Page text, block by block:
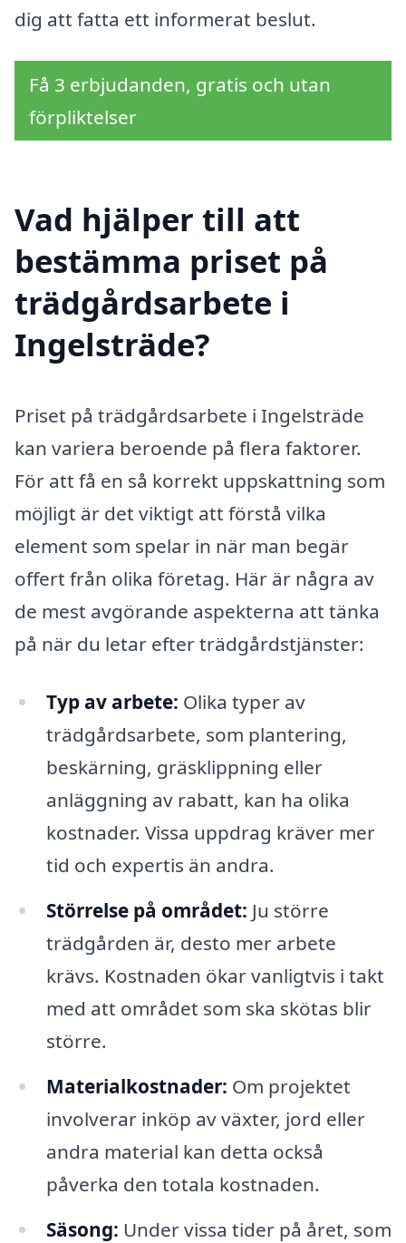
dig att fatta ett informerat beslut.
Få 3 erbjudanden, gratis och utan
förpliktelser
Vad hjälper till att
bestämma priset på
trädgårdsarbete i
Ingelsträde?
Priset på trädgårdsarbete i Ingelsträde
kan variera beroende på flera faktorer.
För att få en så korrekt uppskattning som
möjligt är det viktigt att förstå vilka
element som spelar in när man begär
offert från olika företag. Här är några av
de mest avgörande aspekterna att tänka
på när du letar efter trädgårdstjänster:
Typ av arbete: Olika typer av
trädgårdsarbete, som plantering,
beskärning, gräsklippning eller
anläggning av rabatt, kan ha olika
kostnader. Vissa uppdrag kräver mer
tid och expertis än andra.
Störrelse på området: Ju större
trädgården är, desto mer arbete
krävs. Kostnaden ökar vanligtvis i takt
med att området som ska skötas blir
större.
Materialkostnader: Om projektet
involverar inköp av växter, jord eller
andra material kan detta också
påverka den totala kostnaden.
Säsong: Under vissa tider på året, som